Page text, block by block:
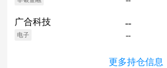
广合科技
电子
--
--
更多持仓信息